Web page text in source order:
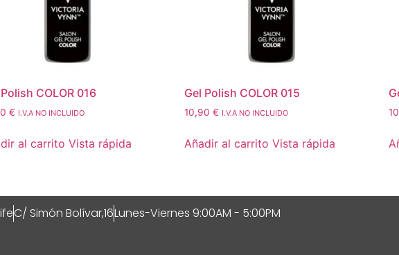
COLOR 016
€ I.V.A NO INCLUIDO
al carrito Vista rápida
Gel Polish COLOR 015
10,90€ I.V.A NO INCLUIDO
Añadir al carrito Vista rápida
C/ Simón Bolívar,16Lunes-Viernes 9:00AM - 5:00PM